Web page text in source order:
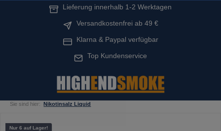
Lieferung innerhalb 1-2 Werktagen
Versandkostenfrei ab 49 €
Klarna & Paypal verfügbar
Top Kundenservice
Sie sind hier: Nikotinsalz Liquid
Bildergalerie überspringen
Nur 6 auf Lager!